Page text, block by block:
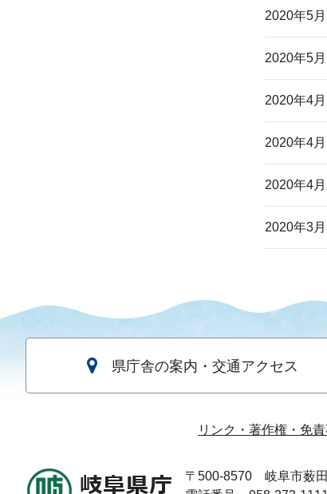
2020年5
2020年5
2020年4
2020年4
2020年4
2020年3
県庁舎の案内・交通アクセス
リンク・著作権・免
〒500-8570
岐阜市薮